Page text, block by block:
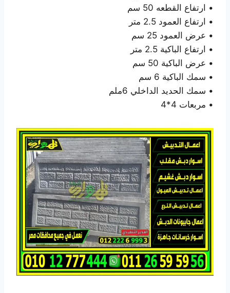
• ارتفاع القطعه 50 سم
• ارتفاع العمود 2.5 متر
• عرض العمود 25 سم
• ارتفاع الباكية 2.5 متر
• عرض الباكية 50 سم
• سمك الباكية 6 سم
• سمك الحديد الداخلي 6ملم
• مربعات 4*4